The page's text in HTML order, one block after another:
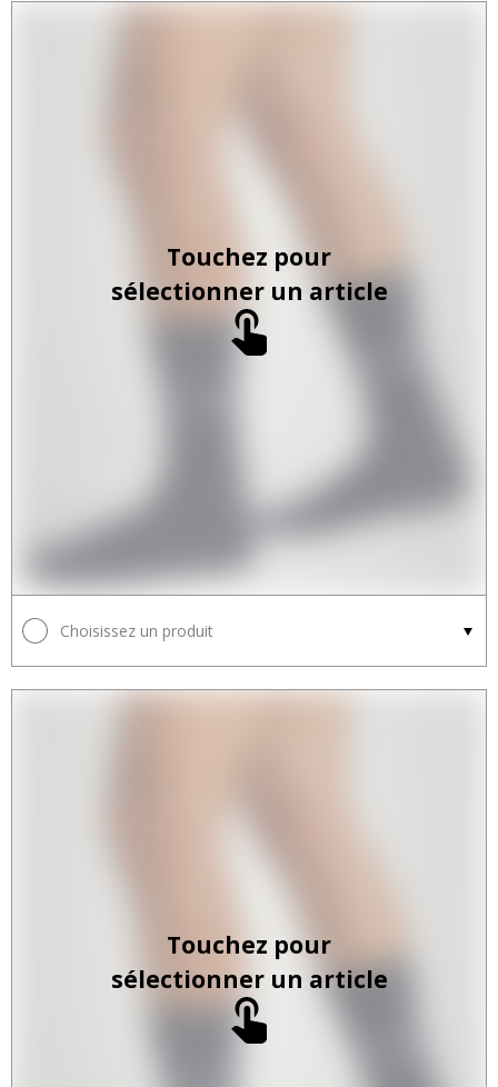
Touchez pour
sélectionner un article
Choisissez un produit
Touchez pour
sélectionner un article